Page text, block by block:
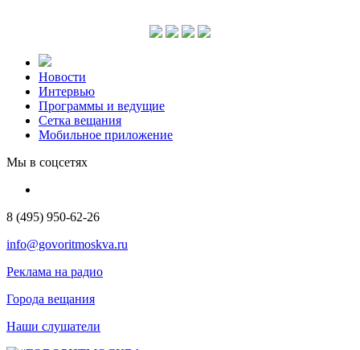
Новости
Интервью
Программы и ведущие
Сетка вещания
Мобильное приложение
Мы в соцсетях
8 (495) 950-62-26
info@govoritmoskva.ru
Реклама на радио
Города вещания
Наши слушатели